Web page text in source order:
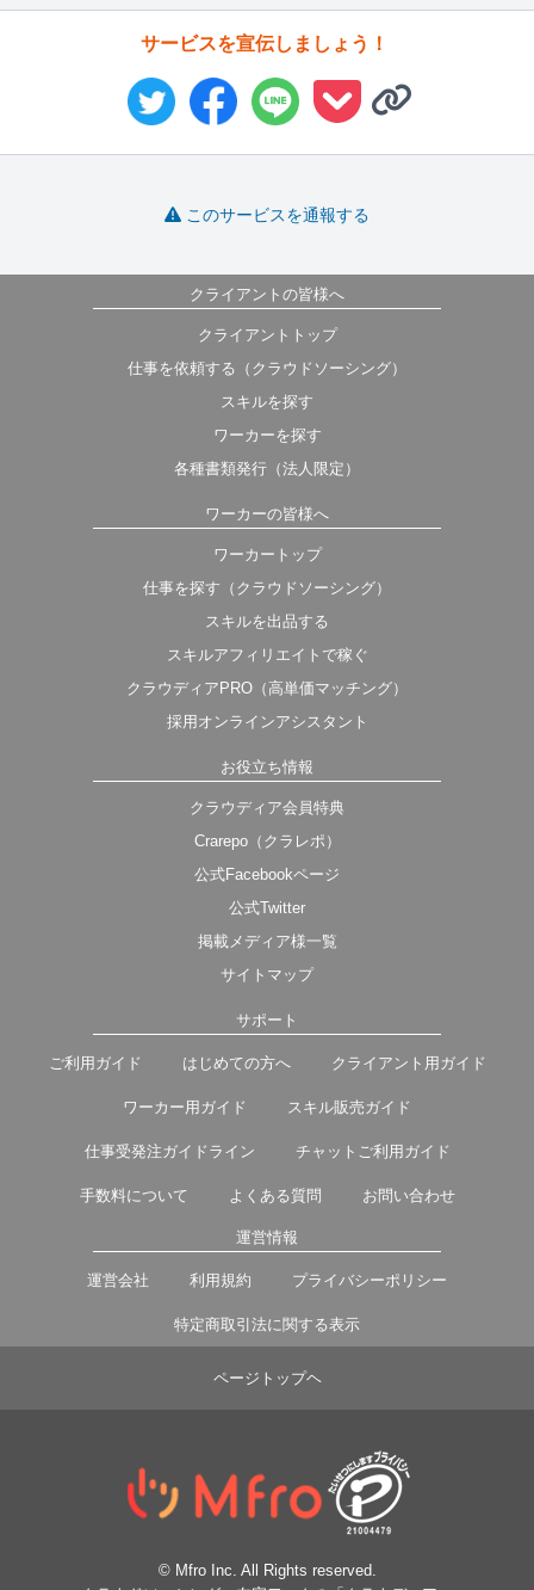
サービスを宣伝しましょう！
このサービスを通報する
クライアントの皆様へ
クライアントトップ
仕事を依頼する（クラウドソーシング）
スキルを探す
ワーカーを探す
各種書類発行（法人限定）
ワーカーの皆様へ
ワーカートップ
仕事を探す（クラウドソーシング）
スキルを出品する
スキルアフィリエイトで稼ぐ
クラウディアPRO（高単価マッチング）
採用オンラインアシスタント
お役立ち情報
クラウディア会員特典
Crarepo（クラレポ）
公式Facebookページ
公式Twitter
掲載メディア様一覧
サイトマップ
サポート
ご利用ガイド はじめての方へ クライアント用ガイド
ワーカー用ガイド スキル販売ガイド
仕事受発注ガイドライン チャットご利用ガイド
手数料について よくある質問 お問い合わせ
運営情報
運営会社 利用規約 プライバシーポリシー
特定商取引法に関する表示
ページトップヘ
© Mfro Inc. All Rights reserved.